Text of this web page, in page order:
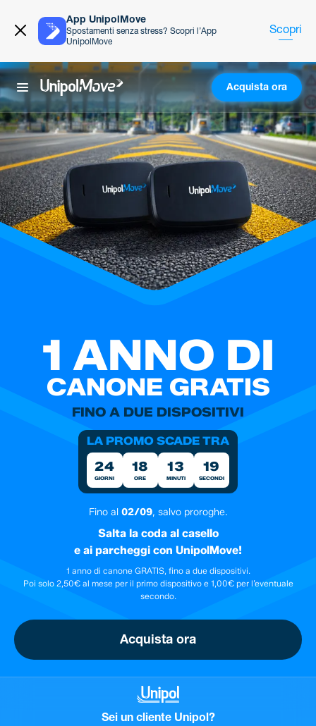
App UnipolMove
Spostamenti senza stress? Scopri l’App
UnipolMove
Scopri
UnipolMove Acquista ora
1 ANNO DI
CANONE GRATIS
FINO A DUE DISPOSITIVI
LA PROMO SCADE TRA
24
GIORNI
18
ORE
13
MINUTI
18
SECONDI
Fino al 02/09, salvo proroghe.
Salta la coda al casello
e ai parcheggi con UnipolMove!
1 anno di canone GRATIS, fino a due dispositivi.
Poi solo 2,50€ al mese per il primo dispositivo e 1,00€ per l’eventuale
secondo.
Acquista ora
Sei un cliente Unipol?